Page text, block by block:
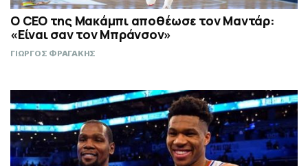
Ο CEO της Μακάμπι αποθέωσε τον Μαντάρ:
«Είναι σαν τον Μπράνσον»
ΓΙΩΡΓΟΣ ΦΡΑΓΑΚΗΣ